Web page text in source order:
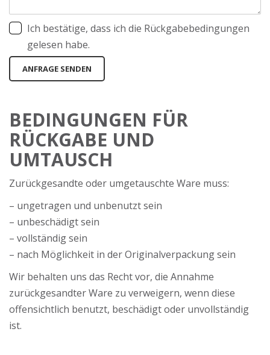
Ich bestätige, dass ich die Rückgabebedingungen
gelesen habe.
ANFRAGE SENDEN
BEDINGUNGEN FÜR
RÜCKGABE UND
UMTAUSCH
Zurückgesandte oder umgetauschte Ware muss:
– ungetragen und unbenutzt sein
– unbeschädigt sein
– vollständig sein
– nach Möglichkeit in der Originalverpackung sein
Wir behalten uns das Recht vor, die Annahme
zurückgesandter Ware zu verweigern, wenn diese
offensichtlich benutzt, beschädigt oder unvollständig
ist.